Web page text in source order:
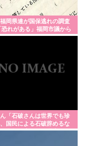
岡県連が国保逃れの調査
恐れがある」福岡市議から
「石破さんは世界でも珍
、国民による石破辞めるな
自然発生した総理大臣で